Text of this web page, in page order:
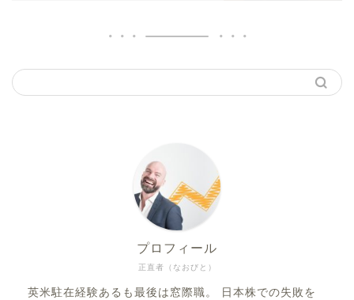
正直者（なおびと）
プロフィール
英米駐在経験あるも最後は窓際職。 日本株での失敗を